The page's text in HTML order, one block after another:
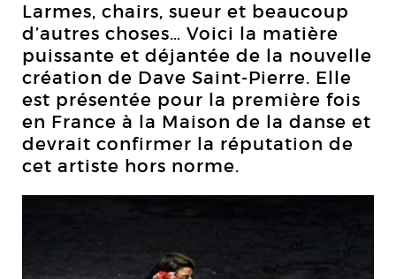
Larmes, chairs, sueur et beaucoup
d’autres choses… Voici la matière
puissante et déjantée de la nouvelle
création de Dave Saint-Pierre. Elle
est présentée pour la première fois
en France à la Maison de la danse et
devrait confirmer la réputation de
cet artiste hors norme.